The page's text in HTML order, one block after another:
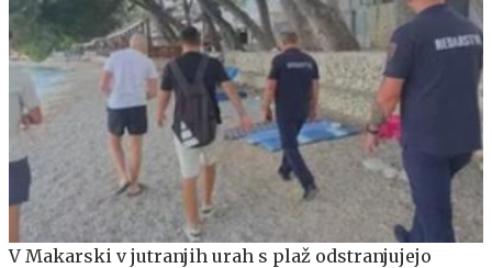
V Makarski v jutranjih urah s plaž odstranjujejo